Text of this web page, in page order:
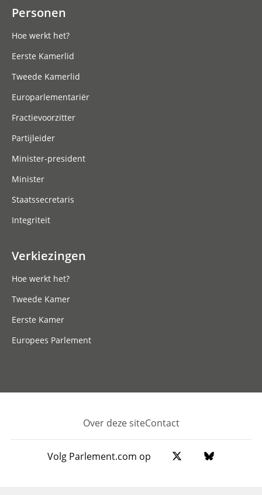
Personen
Hoe werkt het?
Eerste Kamerlid
Tweede Kamerlid
Europarlementariër
Fractievoorzitter
Partijleider
Minister-president
Minister
Staatssecretaris
Integriteit
Verkiezingen
Hoe werkt het?
Tweede Kamer
Eerste Kamer
Europees Parlement
Footer
Over deze siteContact
Volg Parlement.com op